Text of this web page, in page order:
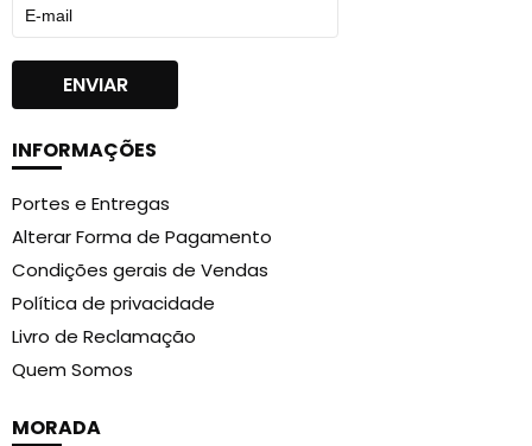
INFORMAÇÕES
Portes e Entregas
Alterar Forma de Pagamento
Condições gerais de Vendas
Política de privacidade
Livro de Reclamação
Quem Somos
MORADA